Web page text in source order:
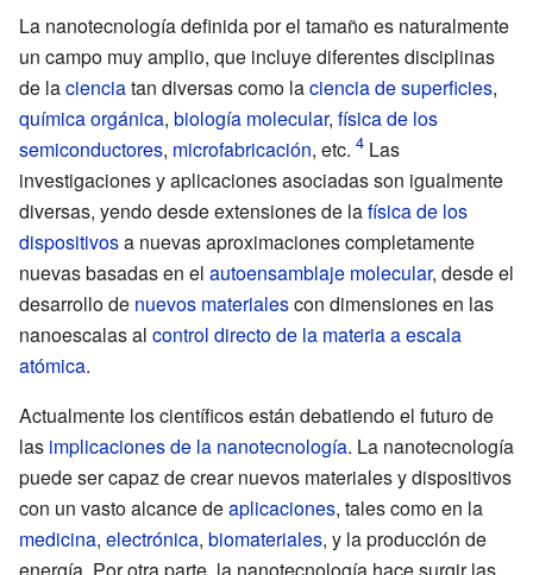
La nanotecnología definida por el tamaño es naturalmente
un campo muy amplio, que incluye diferentes disciplinas
de lacienciatan diversas como laciencia de superficies,
química orgánica, biología molecular, física de los
semiconductores, microfabricación, etc.
Las
investigaciones y aplicaciones asociadas son igualmente
diversas, yendo desde extensiones de lafísica de los
dispositivosa nuevas aproximaciones completamente
nuevas basadas en el autoensamblaje molecular, desde el
desarrollo de nuevos materialescon dimensiones en las
nanoescalas al control directo de la materia a escala
atómica.
Actualmente los científicos están debatiendo el futuro de
las implicaciones de la nanotecnología. La nanotecnología
puede ser capaz de crear nuevos materiales y dispositivos
con un vasto alcance deaplicaciones, tales como en la
medicina, electrónica, biomateriales, y la producción de
energía. Por otra parte, la nanotecnología hace surgir las